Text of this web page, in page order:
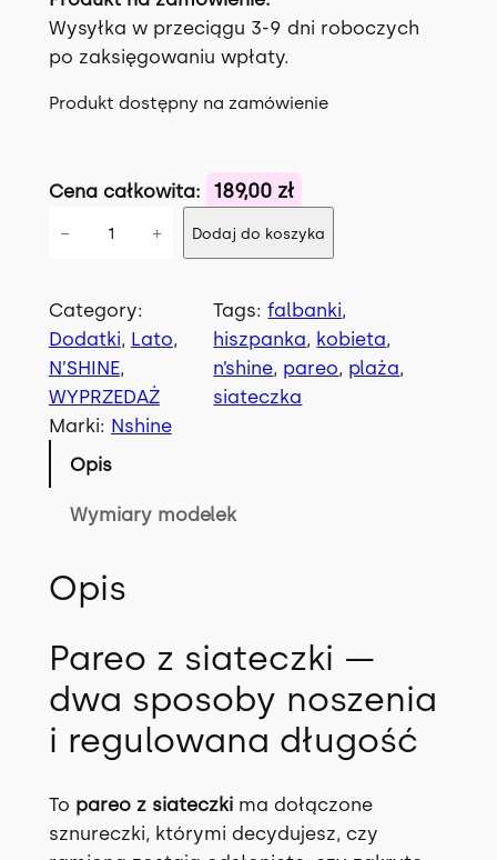
a
c
e
w
ł
:
.
0
0
z
c
e
n
w
y
n
s
i
:
z
ł
.
Wysyłka w przeciągu 3-9 dni roboczych
po zaksięgowaniu wpłaty.
Produkt dostępny na zamówienie
Cena całkowita: 189,00 zł
ś
ć
S
U
N
− + Dodaj do koszyka
Category:
Dodatki, Lato
N’SHINE
WYPRZEDAŻ
Tags:falbanki
hiszpanka, kobieta
n’shine, pareo, plaża
siateczka
Marki: Nshine
Opis
Wymiary modelek
Opis
Pareo z siateczki —
dwa sposoby noszenia
i regulowana długość
To pareo z siateczkima dołączone
sznureczki, którymi decydujesz, czy